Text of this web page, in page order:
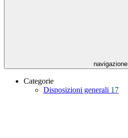
navigazione
Categorie
Disposizioni generali 17